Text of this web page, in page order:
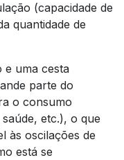
(capacidade de
quantidade de
e uma cesta
parte do
o consumo
etc.), o que
às oscilações de
está se